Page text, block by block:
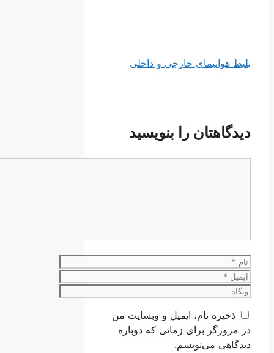
بلیط هواپیمای خارجی و داخلی
دیدگاهتان را بنویسید
نام
ایمیل
وبگاه
ذخیره نام، ایمیل و وبسایت من
در مرورگر برای زمانی که دوباره
دیدگاهی می‌نویسم.